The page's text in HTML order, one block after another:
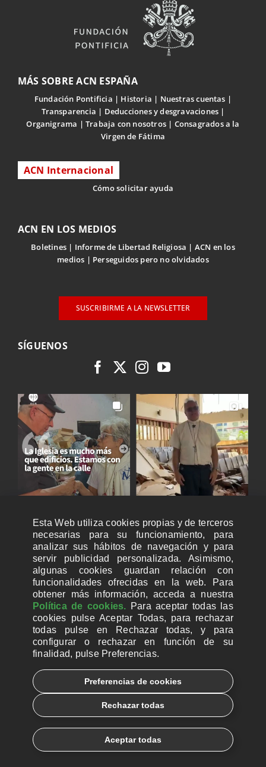
MÁS SOBRE ACN ESPAÑA
Fundación Pontificia Historia
Nuestras cuentas
Transparencia
Deducciones y desgravaciones
Organigrama
Trabaja con nosotros
Consagrados a la
Virgen de Fátima
ACN Internacional
Cómo solicitar ayuda
ACN EN LOS MEDIOS
Boletines Informe de Libertad Religiosa
ACN en los
medios
Perseguidos pero no olvidados
SUSCRIBIRME A LA NEWSLETTER
SÍGUENOS
CUENTAS BANCARIAS PARA DONAR
Galego
Español
Esta Web utiliza cookies propias y de terceros
necesarias para su funcionamiento, para
analizar sus hábitos de navegación y para
servir publicidad personalizada. Asimismo,
algunas cookies guardan relación con
funcionalidades ofrecidas en la web. Para
obtener más información, acceda a nuestra
Política de cookies. Para aceptar todas las
cookies pulse Aceptar Todas, para rechazar
todas pulse en Rechazar todas, y para
configurar o rechazar en función de su
finalidad, pulse Preferencias.
Preferencias de cookies
Rechazar todas
Aceptar todas